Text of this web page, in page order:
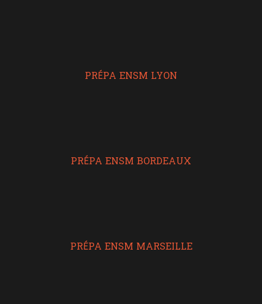
PRÉPA ENSM LYON
PRÉPA ENSM BORDEAUX
PRÉPA ENSM MARSEILLE